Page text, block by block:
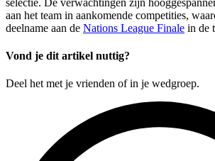
aan het team in aankomende competities,
deelname aan de Nations League Finale in de
Vond je dit artikel nuttig?
Deel het met je vrienden of in je wedgroep.